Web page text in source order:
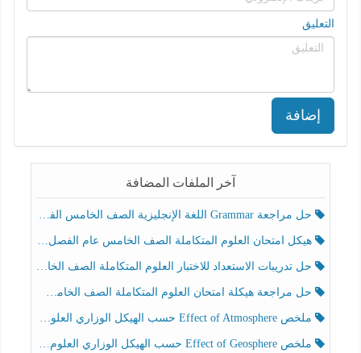
التعليق
إضافة
آخر الملفات المضافة
حل مراجعة Grammar اللغة الإنجليزية الصف الخامس الفصل الثالث
هيكل امتحان العلوم المتكاملة الصف الخامس عام الفصل الدراسي الثالث 2025-2026
حل تدريبات الاستعداد للاختبار العلوم المتكاملة الصف الخامس عام الفصل الثالث
حل مراجعة هيكلة امتحان العلوم المتكاملة الصف الخامس انسبير الفصل الثالث
ملخص Effect of Atmosphere حسب الهيكل الوزاري العلوم المتكاملة الصف الخامس انسبير الفصل الثالث
ملخص Effect of Geosphere حسب الهيكل الوزاري العلوم المتكاملة الصف الخامس انسبير الفصل الثالث